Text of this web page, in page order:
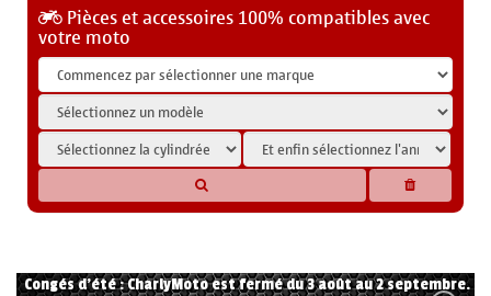
Pièces et accessoires 100% compatibles avec
votre moto
Congés d'été : CharlyMoto est fermé du 3 août au 2 septembre.